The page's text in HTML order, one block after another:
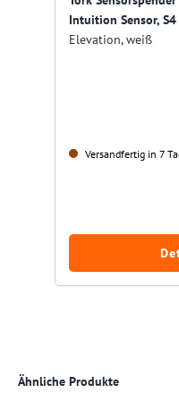
Intuition Sensor, S4
Elevation, weiß
Versandfertig in 7
Produktgalerie überspringen
Ähnliche Produkte